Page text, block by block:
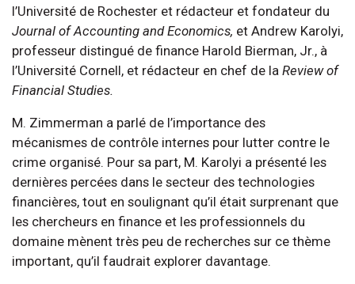
l’Université de Rochester et rédacteur et fondateur du
Journal of Accounting and Economics, et Andrew Karolyi,
professeur distingué de finance Harold Bierman, Jr., à
l’Université Cornell, et rédacteur en chef de la Review of
Financial Studies.
M. Zimmerman a parlé de l’importance des
mécanismes de contrôle internes pour lutter contre le
crime organisé. Pour sa part, M. Karolyi a présenté les
dernières percées dans le secteur des technologies
financières, tout en soulignant qu’il était surprenant que
les chercheurs en finance et les professionnels du
domaine mènent très peu de recherches sur ce thème
important, qu’il faudrait explorer davantage.